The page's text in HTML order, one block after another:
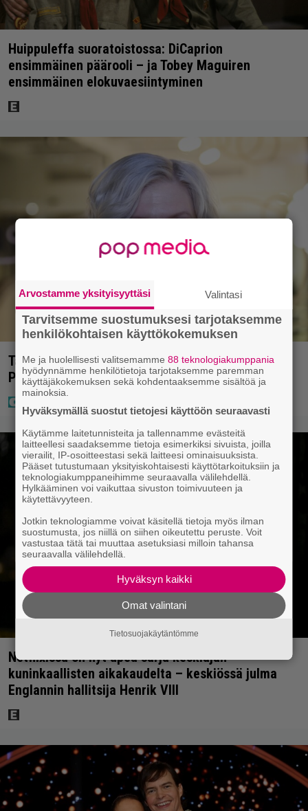
Huippuleffa suoratoistossa: DiCaprion
ensimmäinen päärooli – ja Tobey Maguiren
ensimmäinen elokuvaesiintyminen
Tältä näyttää Vappu Pimiän perhelomalla
Portugalissa – ”Kaunis mekko”
Netflixissä on nyt upea sarja keskiajan
kuninkaallisten aikakaudelta – keskiössä julma
Englannin hallitsija Henrik VIII
Arvostamme yksityisyyttäsi Valintasi
Tarvitsemme suostumuksesi tarjotaksemme
henkilökohtaisen käyttökokemuksen
Me ja huolellisesti valitsemamme88 teknologiakumppania
hyödynnämme henkilötietoja tarjotaksemme paremman
käyttäjäkokemuksen sekä kohdentaaksemme sisältöä ja
mainoksia.
Hyväksymällä suostut tietojesi käyttöön seuraavasti
Käytämme laitetunnisteita ja tallennamme evästeitä
laitteellesi saadaksemme tietoja esimerkiksi sivuista, joilla
vierailit, IP-osoitteestasi sekä laitteesi ominaisuuksista.
Pääset tutustumaan yksityiskohtaisesti käyttötarkoituksiin ja
teknologiakumppaneihimme seuraavalla välilehdellä.
Hylkääminen voi vaikuttaa sivuston toimivuuteen ja
käytettävyyteen.
Jotkin teknologiamme voivat käsitellä tietoja myös ilman
suostumusta, jos niillä on siihen oikeutettu peruste. Voit
vastustaa tätä tai muuttaa asetuksiasi milloin tahansa
seuraavalla välilehdellä.
Hyväksyn kaikki
Omat valintani
Tietosuojakäytäntömme